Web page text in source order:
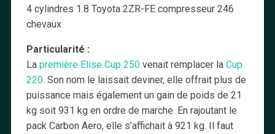
4 cylindres 1.8 Toyota 2ZR-FE compresseur 246
chevaux
Particularité :
La première Elise Cup 250venait remplacer la Cup
220. Son nom le laissait deviner, elle offrait plus de
puissance mais également un gain de poids de 21
kg soit 931 kg en ordre de marche. En rajoutant le
pack Carbon Aero, elle s’affichait à 921 kg. Il faut